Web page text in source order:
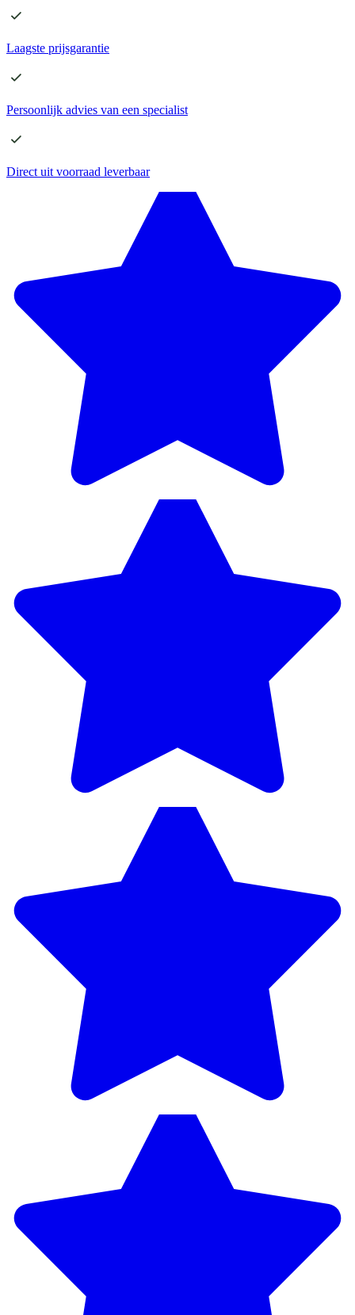
Laagste prijsgarantie
Persoonlijk advies van een specialist
Direct uit voorraad leverbaar